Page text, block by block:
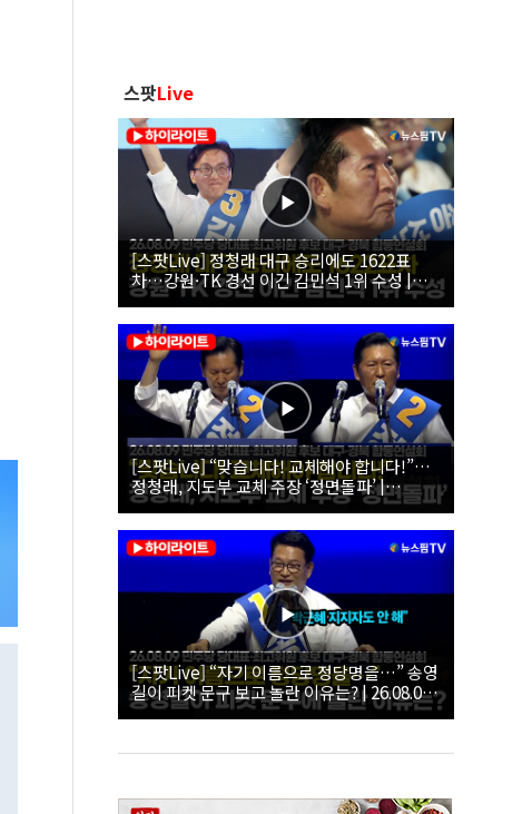
스팟Live
[스팟Live] 정청래 대구 승리에도 1622표
차…강원·TK 경선 이긴 김민석 1위 수성 |
26.08.09 더불어민주당 당대표·최고위원 후
보 대구·경북 합동연설회
[스팟Live] “맞습니다! 교체해야 합니다!”…
정청래, 지도부 교체 주장 ‘정면돌파’ |
26.08.09 더불어민주당 당대표·최고위원 후
보 대구·경북 합동연설회
[스팟Live] “자기 이름으로 정당명을…” 송영
길이 피켓 문구 보고 놀란 이유는? | 26.08.09
더불어민주당 당대표·최고위원 후보 대구·경